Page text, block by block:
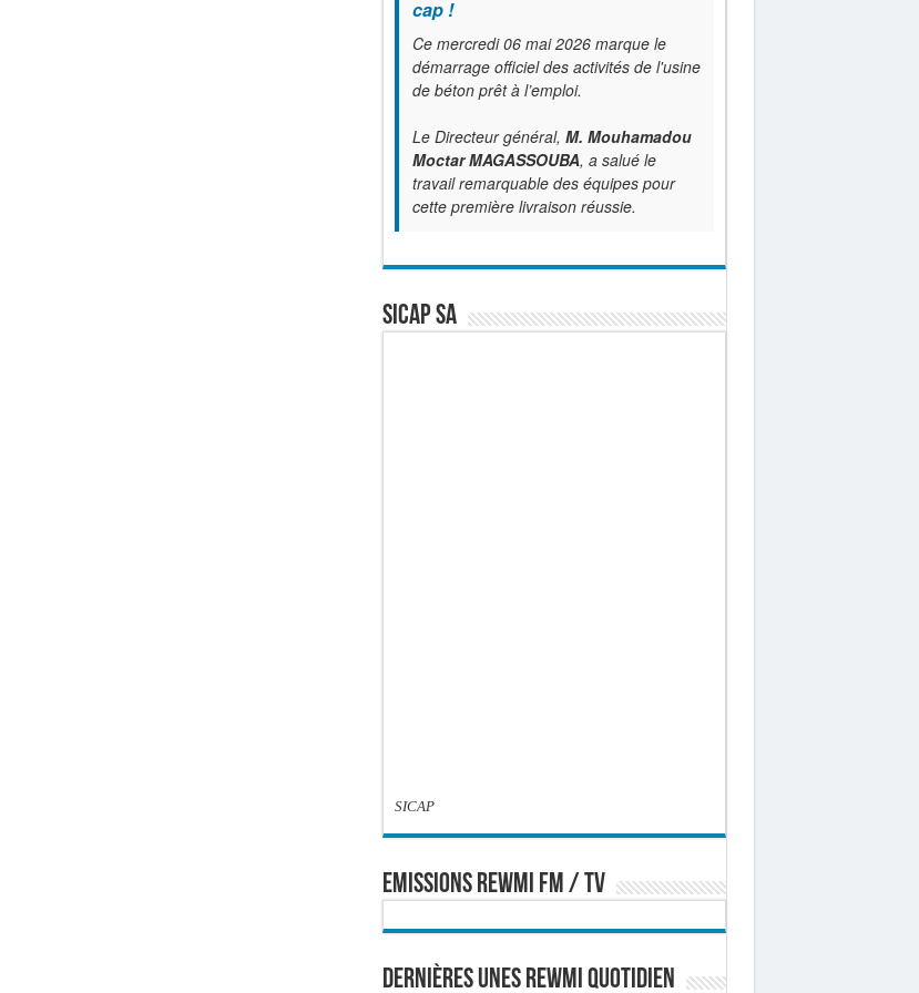
cap !
Ce mercredi 06 mai 2026 marque le
démarrage officiel des activités de l'usine
de béton prêt à l’emploi.
Le Directeur général, M. Mouhamadou
Moctar MAGASSOUBA, a salué le
travail remarquable des équipes pour
cette première livraison réussie.
SICAP SA
SICAP
EMISSIONS REWMI FM / TV
Dernières Unes Rewmi Quotidien